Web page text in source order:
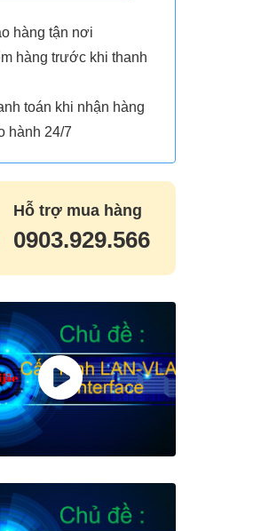
hàng tận nơi
hàng trước khi thanh
toán khi nhận hàng
hành 24/7
Hỗ trợ mua hàng
0903.929.566